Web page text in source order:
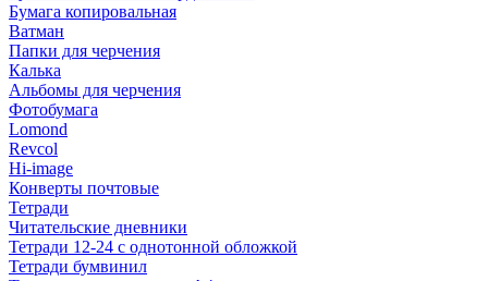
Бумага копировальная
Ватман
Папки для черчения
Калька
Альбомы для черчения
Фотобумага
Lomond
Revcol
Hi-image
Конверты почтовые
Тетради
Читательские дневники
Тетради 12-24 с однотонной обложкой
Тетради бумвинил